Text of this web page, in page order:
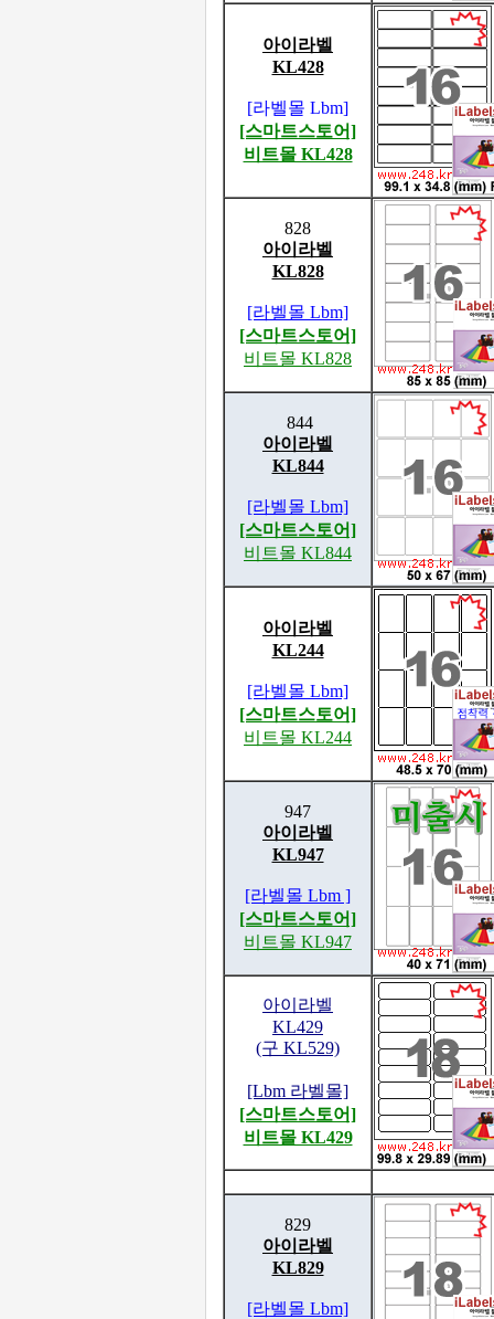
아이라벨
KL428
[라벨몰 Lbm]
[스마트스토어]
비트몰 KL428
828
아이라벨
KL828
[라벨몰 Lbm]
[스마트스토어]
비트몰 KL828
844
아이라벨
KL844
[라벨몰 Lbm]
[스마트스토어]
비트몰 KL844
아이라벨
KL244
[라벨몰 Lbm]
[스마트스토어]
비트몰 KL244
947
아이라벨
KL947
[라벨몰 Lbm ]
[스마트스토어]
비트몰 KL947
아이라벨
KL429
(구 KL529)
[Lbm 라벨몰]
[스마트스토어]
비트몰 KL429
829
아이라벨
KL829
[라벨몰 Lbm]